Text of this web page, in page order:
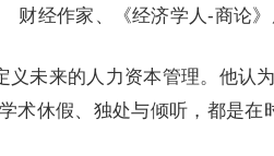
财经作家、《经济学人-商论
义未来的人力资本管理。他认
术休假、独处与倾听，都是在